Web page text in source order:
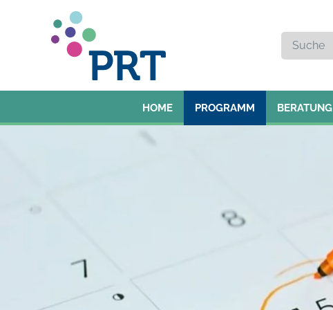
HOME PROGRAMM BERATUNG